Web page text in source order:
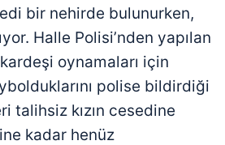
bir nehirde bulunurken,
Halle Polisi’nden yapılan
oynamaları için
polise bildirdiği
talihsiz kızın cesedine
kadar henüz